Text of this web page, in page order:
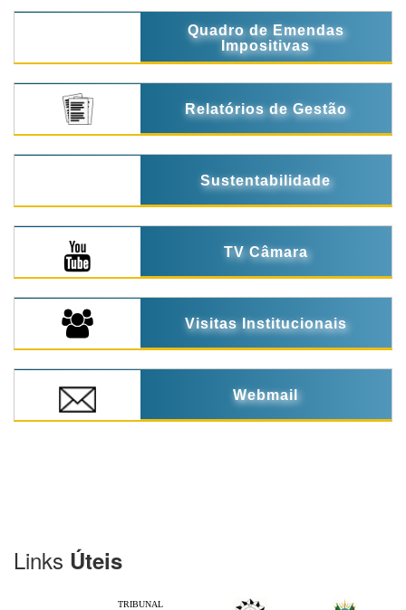
Quadro de Emendas
Impositivas
Relatórios de Gestão
Sustentabilidade
TV Câmara
Visitas Institucionais
Webmail
Links Úteis
TRIBUNAL